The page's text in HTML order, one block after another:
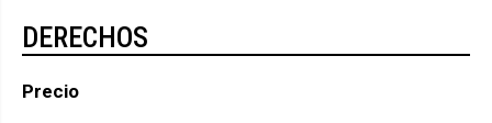
DERECHOS
Precio